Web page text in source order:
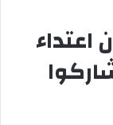
اعتداء